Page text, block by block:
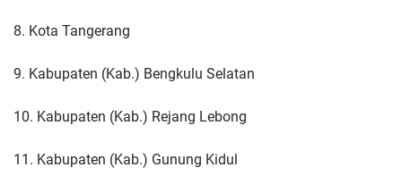
8. Kota Tangerang
9. Kabupaten (Kab.) Bengkulu Selatan
10. Kabupaten (Kab.) Rejang Lebong
11. Kabupaten (Kab.) Gunung Kidul